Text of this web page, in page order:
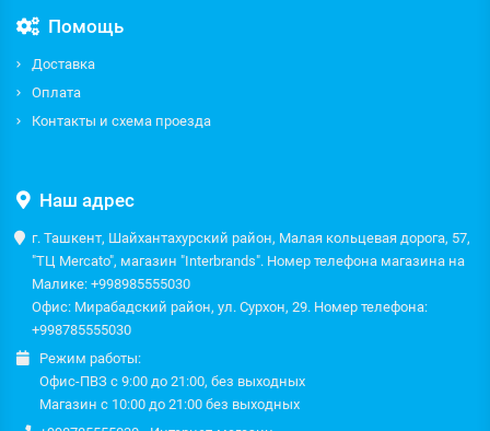
Помощь
Доставка
Оплата
Контакты и схема проезда
Наш адрес
г. Ташкент, Шайхантахурский район, Малая кольцевая дорога, 57,
"ТЦ Mercato", магазин "Interbrands". Номер телефона магазина на
Малике: +998985555030
Офис: Мирабадский район, ул. Сурхон, 29. Номер телефона:
+998785555030
Режим работы:
Офис-ПВЗ с 9:00 до 21:00, без выходных
Магазин с 10:00 до 21:00 без выходных